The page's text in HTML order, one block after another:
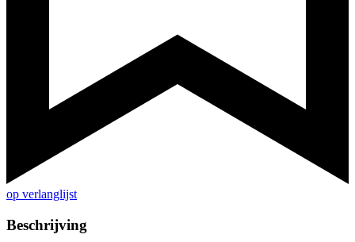
op verlanglijst
Beschrijving